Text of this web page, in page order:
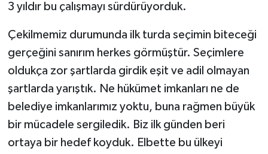
3 yıldır bu çalışmayı sürdürüyorduk.
Çekilmemiz durumunda ilk turda seçimin biteceği
gerçeğini sanırım herkes görmüştür. Seçimlere
oldukça zor şartlarda girdik eşit ve adil olmayan
şartlarda yarıştık. Ne hükümet imkanları ne de
belediye imkanlarımız yoktu, buna rağmen büyük
bir mücadele sergiledik. Biz ilk günden beri
ortaya bir hedef koyduk. Elbette bu ülkeyi